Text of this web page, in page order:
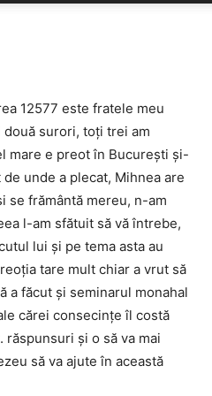
12577 este fratele meu
surori, toți trei am
mare e preot în București și-
unde a plecat, Mihnea are
se frământă mereu, n-am
l-am sfătuit să vă întrebe,
lui și pe tema asta au
tare mult chiar a vrut să
a făcut și seminarul monahal
cărei consecințe îl costă
și o să va mai
să va ajute în această